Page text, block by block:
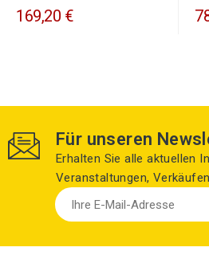
169,20 €
Für unseren
Erhalten Sie alle aktuellen
Veranstaltungen,